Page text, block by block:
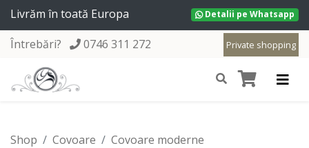
Livrăm în toată Europa Detalii pe Whatsapp
Private shopping
Întrebări? 0746 311 272
Shop Covoare
Covoare moderne